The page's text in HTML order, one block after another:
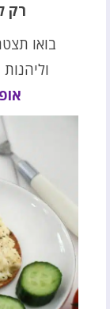
רק
בואו